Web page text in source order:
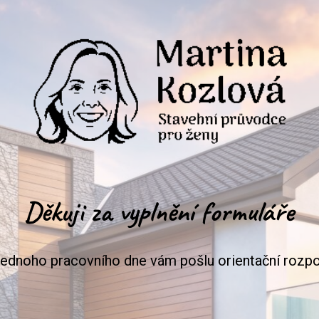
Děkuji za vyplnění formuláře
pracovního dne vám pošlu orientační